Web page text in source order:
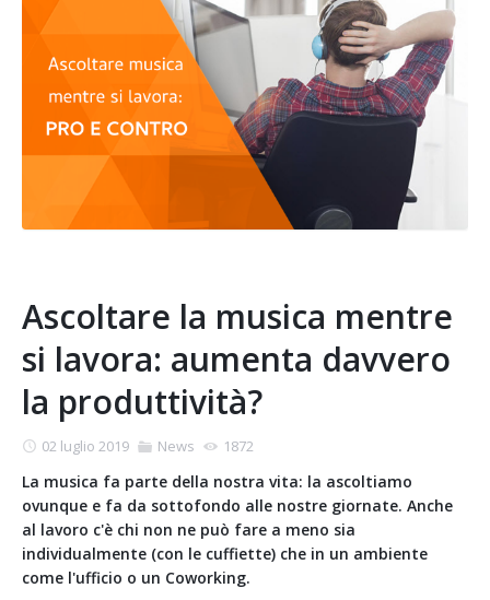
Ascoltare la musica mentre
si lavora: aumenta davvero
la produttività?
02 luglio 2019 News 1872
La musica fa parte della nostra vita: la ascoltiamo
ovunque e fa da sottofondo alle nostre giornate. Anche
al lavoro c'è chi non ne può fare a meno sia
individualmente (con le cuffiette) che in un ambiente
come l'ufficio o un Coworking.